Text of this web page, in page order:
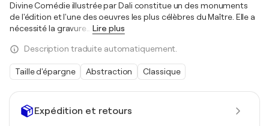
Expédition et retours
Divine Comédie illustrée par Dali constitue un des monuments
de l'édition et l'une des oeuvres les plus célèbres du Maître. Elle a
nécessité la gravure
Lire plus
Description traduite automatiquement.
Taille d'épargne Abstraction Classique